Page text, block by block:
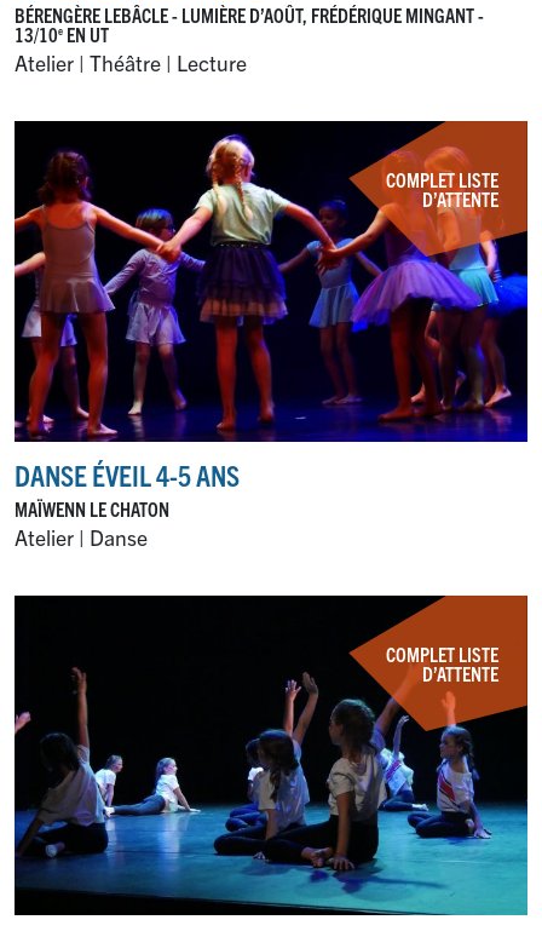
BÉRENGÈRE LEBÂCLE - LUMIÈRE D’AOÛT, FRÉDÉRIQUE MINGANT -
13/10e EN UT
Atelier | Théâtre | Lecture
COMPLET LISTE
D’ATTENTE
DANSE ÉVEIL 4-5 ANS
MAÏWENN LE CHATON
Atelier | Danse
COMPLET LISTE
D’ATTENTE